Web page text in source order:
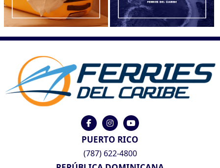
PUERTO RICO
(787) 622-4800